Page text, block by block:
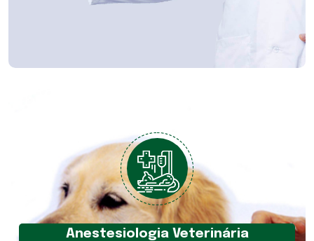
Anestesiologia Veterinária